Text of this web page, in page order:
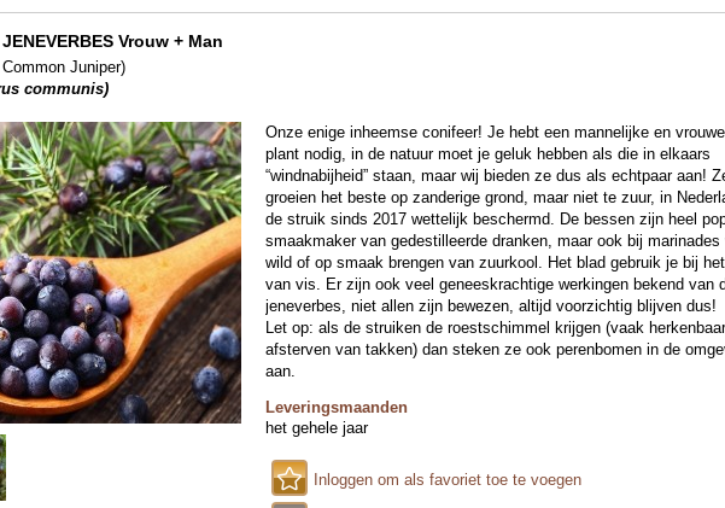
Vrouw + Man
Juniper)
communis)
Onze enige inheemse conifeer! Je hebt een mannelijke en
plant nodig, in de natuur moet je geluk hebben als die in elkaars
“windnabijheid” staan, maar wij bieden ze dus als echtpaar aan!
groeien het beste op zanderige grond, maar niet te zuur, in
de struik sinds 2017 wettelijk beschermd. De bessen zijn heel
smaakmaker van gedestilleerde dranken, maar ook bij marinades
wild of op smaak brengen van zuurkool. Het blad gebruik je bij
van vis. Er zijn ook veel geneeskrachtige werkingen bekend van
jeneverbes, niet allen zijn bewezen, altijd voorzichtig blijven dus!
Let op: als de struiken de roestschimmel krijgen (vaak
afsterven van takken) dan steken ze ook perenbomen in de
aan.
Leveringsmaanden
het gehele jaar
Inloggen om als favoriet toe te voegen